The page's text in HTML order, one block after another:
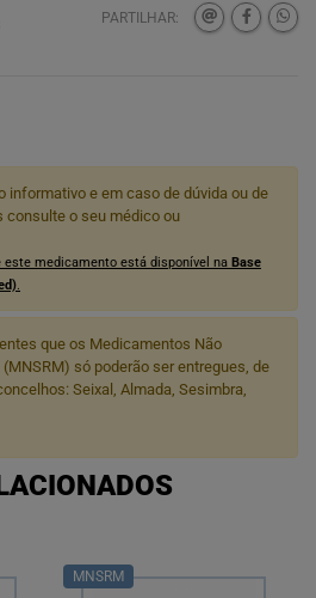
PARTILHAR:
informativo e em caso de dúvida ou de
o seu médico ou
medicamento está disponível na Base
que os Medicamentos Não
só poderão ser entregues, de
Seixal, Almada, Sesimbra,
MNSRM